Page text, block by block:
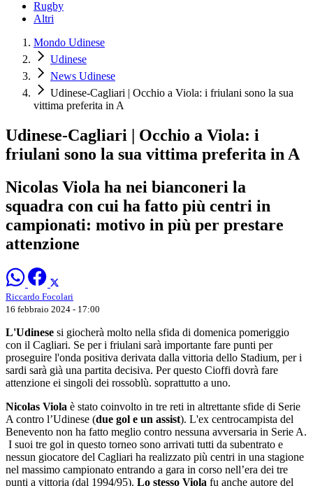
Rugby
Altri
Mondo Udinese
Udinese
News Udinese
Udinese-Cagliari | Occhio a Viola: i friulani sono la sua
vittima preferita in A
Udinese-Cagliari | Occhio a Viola: i
friulani sono la sua vittima preferita in A
Nicolas Viola ha nei bianconeri la
squadra con cui ha fatto più centri in
campionati: motivo in più per prestare
attenzione
Riccardo Focolari
16 febbraio 2024 - 17:00
L'Udinese si giocherà molto nella sfida di domenica pomeriggio
con il Cagliari. Se per i friulani sarà importante fare punti per
proseguire l'onda positiva derivata dalla vittoria dello Stadium, per i
sardi sarà già una partita decisiva. Per questo Cioffi dovrà fare
attenzione ei singoli dei rossoblù. soprattutto a uno.
Nicolas Viola è stato coinvolto in tre reti in altrettante sfide di Serie
A contro l’Udinese (due gol e un assist). L'ex centrocampista del
Benevento non ha fatto meglio contro nessuna avversaria in Serie A.
I suoi tre gol in questo torneo sono arrivati tutti da subentrato e
nessun giocatore del Cagliari ha realizzato più centri in una stagione
nel massimo campionato entrando a gara in corso nell’era dei tre
punti a vittoria (dal 1994/95). Lo stesso Viola fu anche autore del